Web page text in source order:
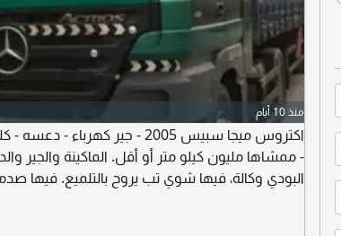
منذ 10 أيام
- ممشاها مليون كيلو متر أو أقل. الماكينة والجير
البودي وكالة، فيها شوي تب يروح بالتلميع. فيها